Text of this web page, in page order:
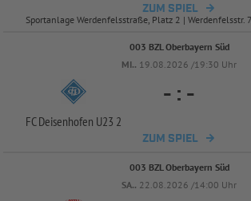
ZUM SPIEL
Sportanlage Werdenfelsstraße, Platz 2 | Werdenfelsstr.
003 BZL Oberbayern Süd
MI.. 19.08.2026 /19:30 Uhr
FC Deisenhofen U23 2
- : -
ZUM SPIEL
003 BZL Oberbayern Süd
SA.. 22.08.2026 /14:00 Uhr